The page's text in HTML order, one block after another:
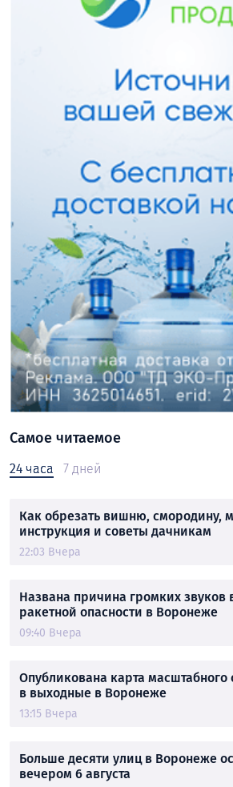
Самое читаемое
24 часа 7 дней
Как обрезать вишню, смородину,
инструкция и советы дачникам
22:03 Вчера
Названа причина громких звуков
ракетной опасности в Воронеже
09:40 Вчера
Опубликована карта
в выходные в Воронеже
13:15 Вчера
Больше десяти улиц в Воронеже
вечером 6 августа